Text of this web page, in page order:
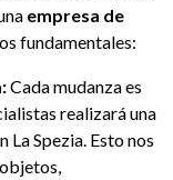
empresa de
fundamentales:
Cada mudanza es
realizará una
Spezia. Esto nos